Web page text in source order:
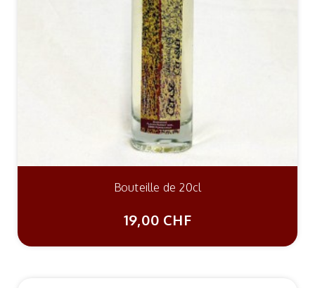
Bouteille de 20cl
19,00 CHF